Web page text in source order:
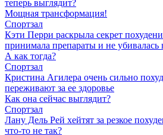
теперь выглядит?
Мощная трансформация!
Спортзал
Кэти Перри раскрыла секрет
принимала препараты и не убивалась
А как тогда?
Спортзал
Кристина Агилера очень сильно
переживают за ее здоровье
Как она сейчас выглядит?
Спортзал
Лану Дель Рей хейтят за резкое
что-то не так?